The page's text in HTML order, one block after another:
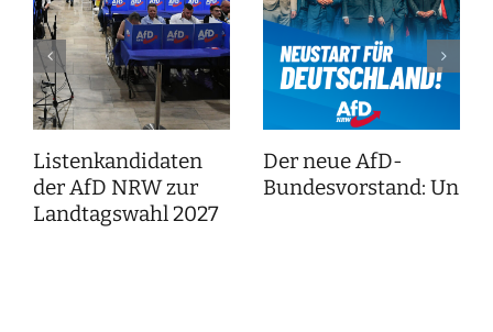
Listenkandidaten
der AfD NRW zur
Landtagswahl 2027
Der neue AfD-
Bundesvorstand: